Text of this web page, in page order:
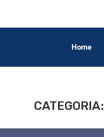
Home
CATEGORIA: